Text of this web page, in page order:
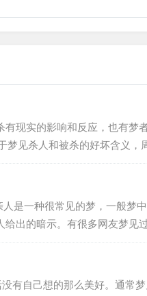
现实的影响和反应，也有梦
梦见杀人和被杀的好坏含义，
表做做梦的人…
是一种很常见的梦，一般梦中
出的暗示。有很多网友梦见
往事，梦见…
有自己想的那么美好。通常梦